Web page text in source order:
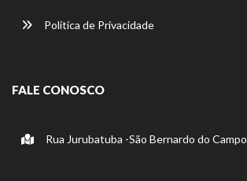
Política de Privacidade
FALE CONOSCO
Rua Jurubatuba -São Bernardo do